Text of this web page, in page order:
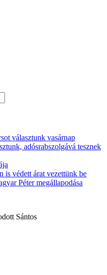
választunk vasárnap
adósrabszolgává tesznek
is védett árat vezettünk be
Péter megállapodása
Sántos